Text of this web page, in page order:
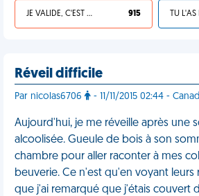
JE VALIDE, C'EST UNE VDM 915
Réveil difficile
Par nicolas6706 - 11/11/2015 02:44 -
Aujourd'hui, je me réveille après une
alcoolisée. Gueule de bois à son
chambre pour aller raconter à mes
beuverie. Ce n'est qu'en voyant leurs
que j'ai remarqué que j'étais couvert